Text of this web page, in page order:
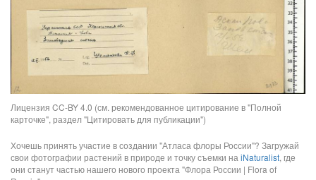
Лицензия CC-BY 4.0 (см. рекомендованное цитирование в "Полной
карточке", раздел "Цитировать для публикации")
Хочешь принять участие в создании "Атласа флоры России"? Загружай
свои фотографии растений в природе и точку съемки на iNaturalist, где
они станут частью нашего нового проекта "Флора России | Flora of